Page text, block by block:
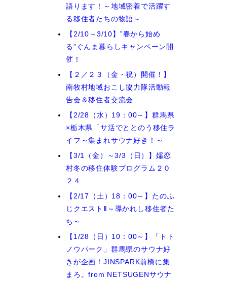
語ります！～地域密着で活躍す
る移住者たちの物語～
【2/10～3/10】”春から始め
る”ぐんま暮らしキャンペーン開
催！
【２／２３（金・祝）開催！】
南牧村地域おこし協力隊活動報
告会＆移住者交流会
【2/28（水）19：00～】群馬県
×栃木県「サ活でととのう移住ラ
イフ～集まれサウナ好き！～
【3/1（金）～3/3（日）】嬬恋
村冬の移住体験プログラム２０
２４
【2/17（土）18：00～】たのふ
じクエストⅡ～導かれし移住者た
ち～
【1/28（日）10：00～】「トト
ノウパーク」群馬県のサウナ好
きが企画！JINSPARK前橋に集
まろ。from NETSUGENサウナ